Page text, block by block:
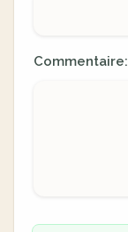
Commentaire: